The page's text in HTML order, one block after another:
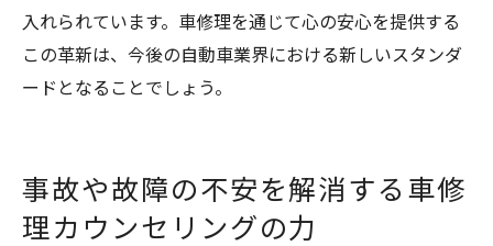
入れられています。車修理を通じて心の安心を提供する
この革新は、今後の自動車業界における新しいスタンダ
ードとなることでしょう。
事故や故障の不安を解消する車修
理カウンセリングの力